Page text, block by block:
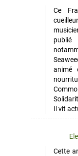
Ce
publié
animé
Il vit
Cette